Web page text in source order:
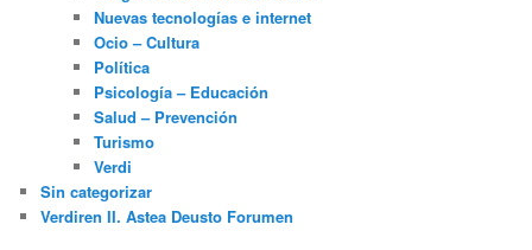
Nuevas tecnologías e internet
Ocio – Cultura
Política
Psicología – Educación
Salud – Prevención
Turismo
Verdi
Sin categorizar
Verdiren II. Astea Deusto Forumen